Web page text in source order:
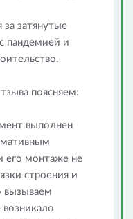
затянутые
пандемией и
поясняем:
выполнен
его монтаже не
строения и
вызываем